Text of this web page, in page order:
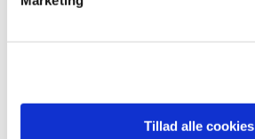
Tillad alle cookies
2013 (45)